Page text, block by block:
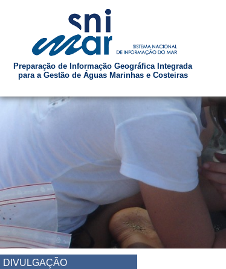
Preparação de Informação Geográfica Integrada
para a Gestão de Águas Marinhas e Costeiras
DIVULGAÇÃO